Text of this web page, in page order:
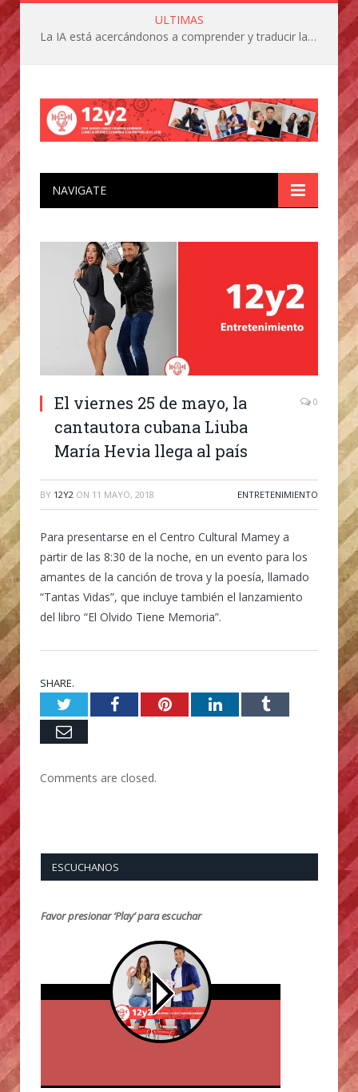
ULTIMAS
La IA está acercándonos a comprender y traducir las vocalizaciones y comportamientos de nuestras mascotas
NAVIGATE
El viernes 25 de mayo, la
cantautora cubana Liuba
María Hevia llega al país
0
BY 12Y2 ON 11 MAYO, 2018 ENTRETENIMIENTO
Para presentarse en el Centro Cultural Mamey a
partir de las 8:30 de la noche, en un evento para los
amantes de la canción de trova y la poesía, llamado
“Tantas Vidas”, que incluye también el lanzamiento
del libro “El Olvido Tiene Memoria”.
SHARE.
TwitterFacebookPinterestLinkedInTumblr
Email
Comments are closed.
ESCUCHANOS
Favor presionar ‘Play’ para escuchar